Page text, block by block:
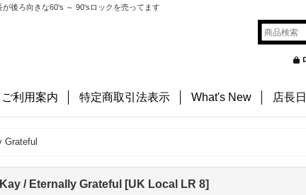
後ろ向きな60's ～ 90'sロックを売ってます
ご利用案内 特定商取引法表示 What's New 店長
Grateful
/ Eternally Grateful [UK Local LR 8]